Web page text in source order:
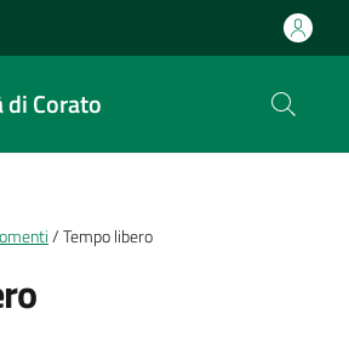
di Corato
pane
Tempo libero